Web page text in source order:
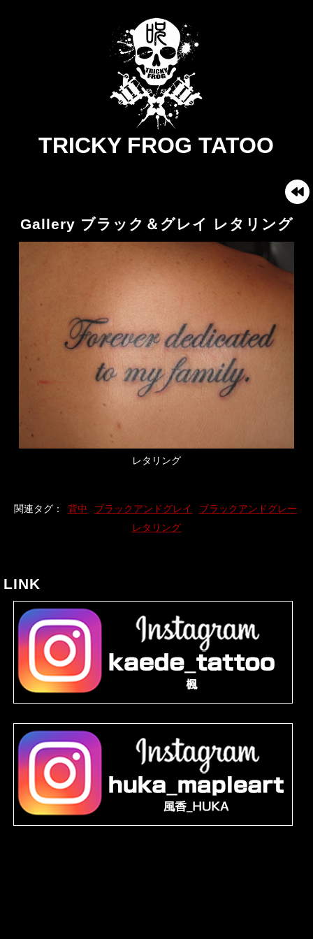
TRICKY FROG TATOO
Gallery ブラック＆グレイ レタリング
レタリング
関連タグ： 背中 ブラックアンドグレイ
ブラックアンドグレー
レタリング
LINK